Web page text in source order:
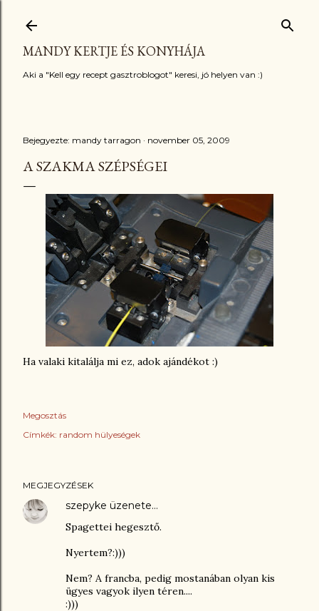
MANDY KERTJE ÉS KONYHÁJA
Aki a "Kell egy recept gasztroblogot" keresi, jó helyen van :)
Bejegyezte: mandy tarragon november 05, 2009
A SZAKMA SZÉPSÉGEI
Ha valaki kitalálja mi ez, adok ajándékot :)
Megosztás
Címkék: random hülyeségek
MEGJEGYZÉSEK
szepyke üzenete…
Spagettei hegesztő.
Nyertem?:)))
Nem? A francba, pedig mostanában olyan kis
ügyes vagyok ilyen téren....
:)))